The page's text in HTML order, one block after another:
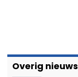
Overig nieuws